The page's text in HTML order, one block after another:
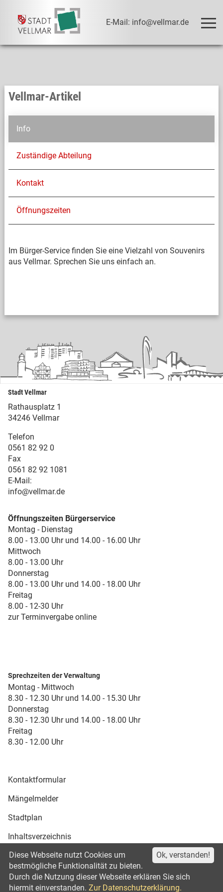
E-Mail: info@vellmar.de
Vellmar-Artikel
Info
Zuständige Abteilung
Kontakt
Öffnungszeiten
Im Bürger-Service finden Sie eine Vielzahl von Souvenirs
aus Vellmar. Sprechen Sie uns einfach an.
Stadt Vellmar
Rathausplatz 1
34246 Vellmar
Telefon
0561 82 92 0
Fax
0561 82 92 1081
E-Mail:
info@vellmar.de
Öffnungszeiten Bürgerservice
Montag - Dienstag
8.00 - 13.00 Uhr und 14.00 - 16.00 Uhr
Mittwoch
8.00 - 13.00 Uhr
Donnerstag
8.00 - 13.00 Uhr und 14.00 - 18.00 Uhr
Freitag
8.00 - 12-30 Uhr
zur Terminvergabe online
Sprechzeiten der Verwaltung
Montag - Mittwoch
8.30 - 12.30 Uhr und 14.00 - 15.30 Uhr
Donnerstag
8.30 - 12.30 Uhr und 14.00 - 18.00 Uhr
Freitag
8.30 - 12.00 Uhr
Kontaktformular
Mängelmelder
Stadtplan
Inhaltsverzeichnis
Druckansicht
©2021
Impressum
Datenschutz
Ok, verstanden!
Diese Webseite nutzt Cookies um
bestmögliche Funktionalität zu bieten.
Durch die Nutzung dieser Webseite erklären Sie sich
hiermit einverstanden. Zur Datenschutzerklärung.